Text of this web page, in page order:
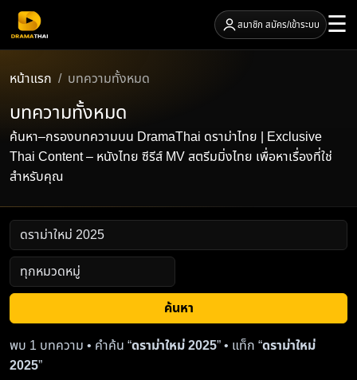
สมาชิก สมัคร/เข้าระบบ ☰
หน้าแรก บทความทั้งหมด
บทความทั้งหมด
ค้นหา–กรองบทความบน DramaThai ดราม่าไทย | Exclusive
Thai Content – หนังไทย ซีรีส์ MV สตรีมมิ่งไทย เพื่อหาเรื่องที่ใช่
สำหรับคุณ
ค้นหา
พบ 1 บทความ • คำค้น “ดราม่าใหม่ 2025” • แท็ก “ดราม่าใหม่
2025”